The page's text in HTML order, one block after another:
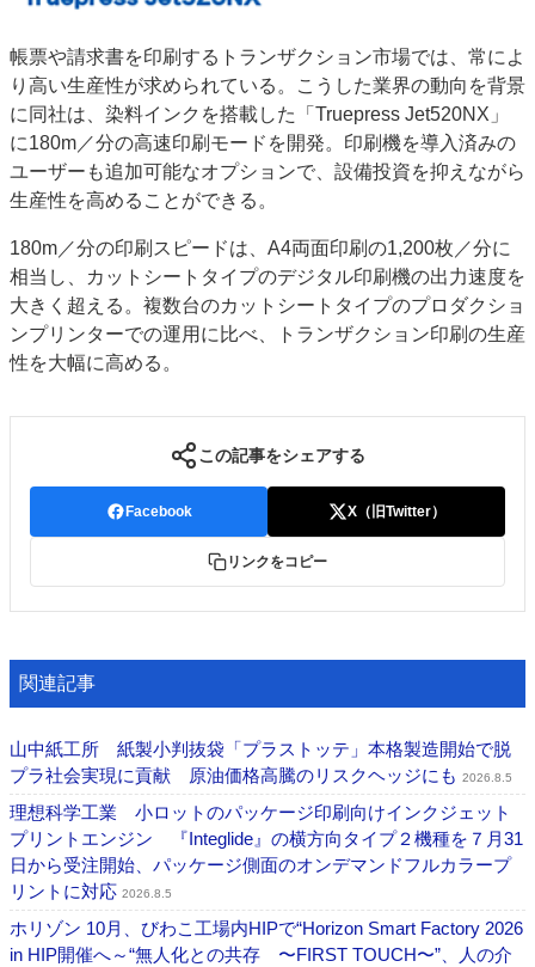
運営
会社案内
購読・購入申し込み
サイトポリシー
お問い合わせ
帳票や請求書を印刷するトランザクション市場では、常によ
り高い生産性が求められている。こうした業界の動向を背景
に同社は、染料インクを搭載した「Truepress Jet520NX」
に180m／分の高速印刷モードを開発。印刷機を導入済みの
ユーザーも追加可能なオプションで、設備投資を抑えながら
生産性を高めることができる。
180m／分の印刷スピードは、A4両面印刷の1,200枚／分に
相当し、カットシートタイプのデジタル印刷機の出力速度を
大きく超える。複数台のカットシートタイプのプロダクショ
ンプリンターでの運用に比べ、トランザクション印刷の生産
性を大幅に高める。
この記事をシェアする
Facebook X（旧Twitter）
リンクをコピー
関連記事
山中紙工所 紙製小判抜袋「プラストッテ」本格製造開始で脱
プラ社会実現に貢献 原油価格高騰のリスクヘッジにも 2026.8.5
理想科学工業 小ロットのパッケージ印刷向けインクジェット
プリントエンジン 『Integlide』の横方向タイプ２機種を７月31
日から受注開始、パッケージ側面のオンデマンドフルカラープ
リントに対応 2026.8.5
ホリゾン 10月、びわこ工場内HIPで“Horizon Smart Factory 2026
in HIP開催へ～“無人化との共存 〜FIRST TOUCH〜”、人の介